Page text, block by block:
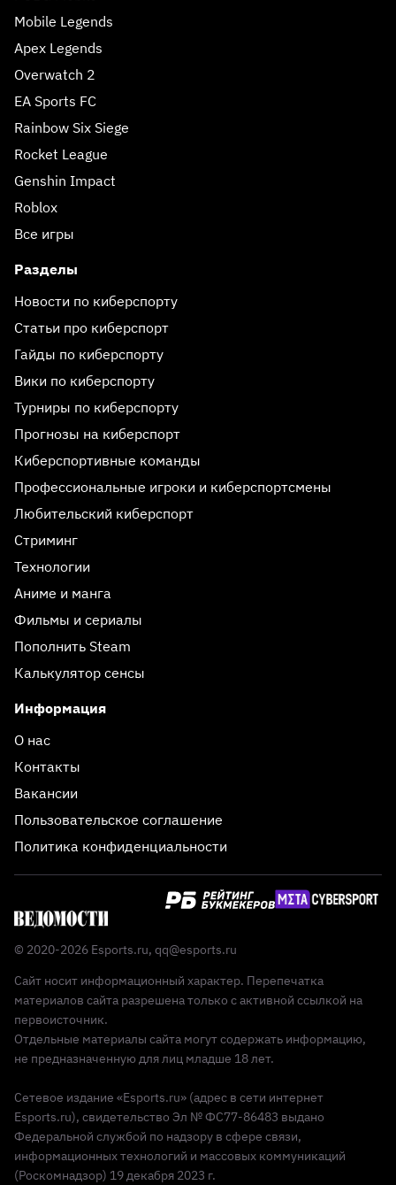
Mobile Legends
Apex Legends
Overwatch 2
EA Sports FC
Rainbow Six Siege
Rocket League
Genshin Impact
Roblox
Все игры
Разделы
Новости по киберспорту
Статьи про киберспорт
Гайды по киберспорту
Вики по киберспорту
Турниры по киберспорту
Прогнозы на киберспорт
Киберспортивные команды
Профессиональные игроки и киберспортсмены
Любительский киберспорт
Стриминг
Технологии
Аниме и манга
Фильмы и сериалы
Пополнить Steam
Калькулятор сенсы
Информация
О нас
Контакты
Вакансии
Пользовательское соглашение
Политика конфиденциальности
© 2020-2026 Esports.ru, qq@esports.ru
Сайт носит информационный характер. Перепечатка
материалов сайта разрешена только с активной ссылкой на
первоисточник.
Отдельные материалы сайта могут содержать информацию,
не предназначенную для лиц младше 18 лет.
Сетевое издание «Esports.ru» (адрес в сети интернет
Esports.ru), свидетельство Эл № ФС77-86483 выдано
Федеральной службой по надзору в сфере связи,
информационных технологий и массовых коммуникаций
(Роскомнадзор) 19 декабря 2023 г.